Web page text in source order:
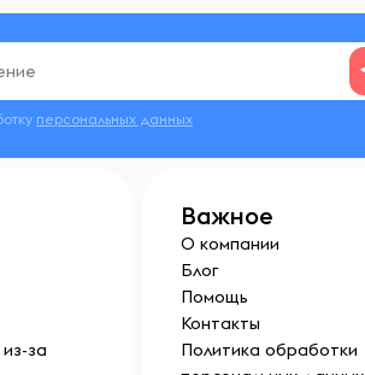
персональных данных
за
Важное
О компании
Блог
Помощь
Контакты
Политика обработки